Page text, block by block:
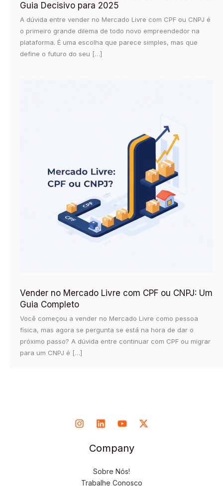
Guia Decisivo para 2025
A dúvida entre vender no Mercado Livre com CPF ou CNPJ é
o primeiro grande dilema de todo novo empreendedor na
plataforma. É uma escolha que parece simples, mas que
define o futuro do seu […]
Vender no Mercado Livre com CPF ou CNPJ: Um
Guia Completo
Você começou a vender no Mercado Livre como pessoa
física, mas agora se pergunta se está na hora de dar o
próximo passo? A dúvida entre continuar com CPF ou migrar
para um CNPJ é […]
Company
Sobre Nós!
Trabalhe Conosco